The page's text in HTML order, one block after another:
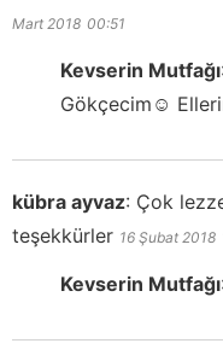
Mart 2018 00:51
Kevserin Mutfağı:
Gökçecim☺️
kübra ayvaz: Çok
teşekkürler 16 Şubat 2018
Kevserin Mutfağı: